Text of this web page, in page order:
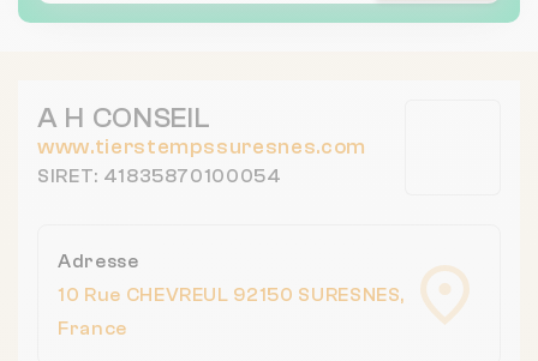
A H CONSEIL
www.tierstempssuresnes.com
SIRET: 41835870100054
Adresse
10 Rue CHEVREUL 92150 SURESNES,
France